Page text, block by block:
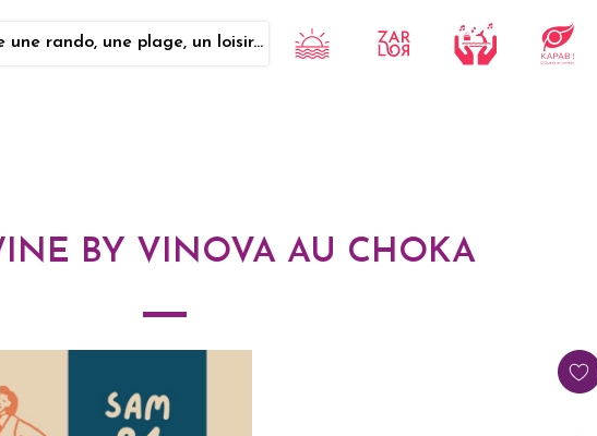
une rando, une plage, un loisir...
BY VINOVA AU CHOKA